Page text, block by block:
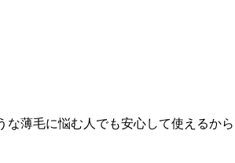
薄毛に悩む人でも安心して使えるから